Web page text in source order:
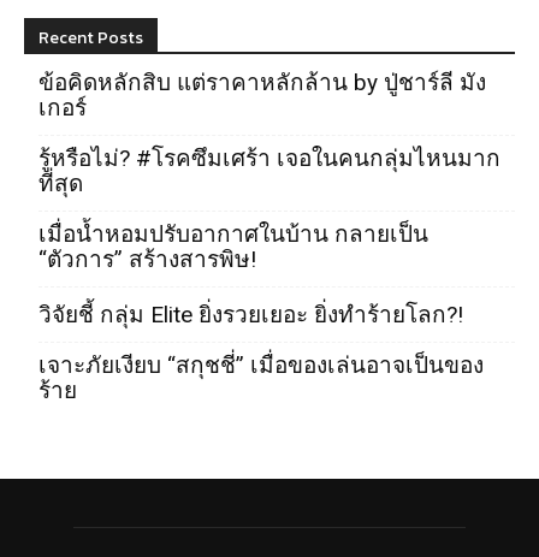
Recent Posts
ข้อคิดหลักสิบ แต่ราคาหลักล้าน by ปู่ชาร์ลี มัง
เกอร์
รู้หรือไม่? #โรคซึมเศร้า เจอในคนกลุ่มไหนมาก
ที่สุด
เมื่อน้ำหอมปรับอากาศในบ้าน กลายเป็น
“ตัวการ” สร้างสารพิษ!
วิจัยชี้ กลุ่ม Elite ยิ่งรวยเยอะ ยิ่งทำร้ายโลก?!
เจาะภัยเงียบ “สกุชชี่” เมื่อของเล่นอาจเป็นของ
ร้าย